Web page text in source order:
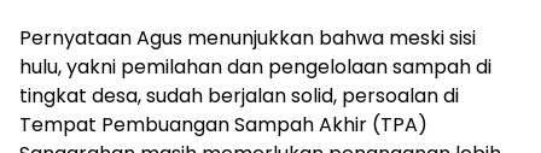
Pernyataan Agus menunjukkan bahwa meski sisi
hulu, yakni pemilahan dan pengelolaan sampah di
tingkat desa, sudah berjalan solid, persoalan di
Tempat Pembuangan Sampah Akhir (TPA)